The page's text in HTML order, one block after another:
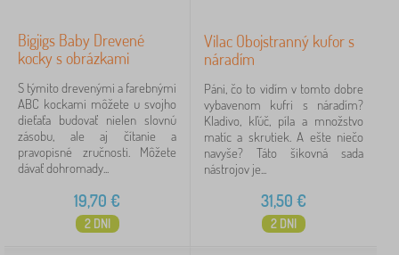
Bigjigs Baby Drevené
kocky s obrázkami
S týmito drevenými a farebnými
ABC kockami môžete u svojho
dieťaťa budovať nielen slovnú
zásobu, ale aj čítanie a
pravopisné zručnosti. Môžete
dávať dohromady...
19,70 €
2 DNI
Vilac Obojstranný kufor s
náradím
Páni, čo to vidím v tomto dobre
vybavenom kufri s náradím?
Kladivo, kľúč, píla a množstvo
matíc a skrutiek. A ešte niečo
navyše? Táto šikovná sada
nástrojov je...
31,50 €
2 DNI